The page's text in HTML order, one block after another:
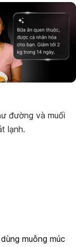
đường và muối
lạnh.
muỗng múc